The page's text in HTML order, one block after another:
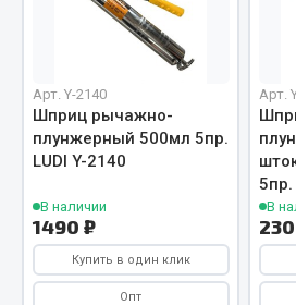
Показать ещё
Весь раздел
Соединительные элементы
Camozzi
Адаптеры и переходники
Арт. Y-2140
Шприц рычажно-
плунжерный 500мл 5пр.
LUDI Y-2140
В наличии
1490 ₽
Купить в один клик
Опт
Арт.
5пр.
В